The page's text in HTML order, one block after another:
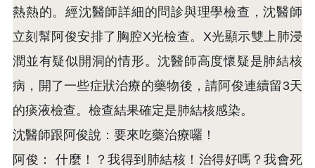
熱熱的。經沈醫師詳細的問診與理學檢查，沈醫師
立刻幫阿俊安排了胸腔X光檢查。X光顯示雙上肺浸
潤並有疑似開洞的情形。沈醫師高度懷疑是肺結核
病，開了一些症狀治療的藥物後，請阿俊連續留3天
的痰液檢查。檢查結果確定是肺結核感染。
沈醫師跟阿俊說：要來吃藥治療囉！
阿俊： 什麼！？我得到肺結核！治得好嗎？我會死